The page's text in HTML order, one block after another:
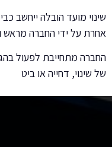
שינוי מועד הובלה ייחשב
אחרת על ידי החברה מראש
החברה מתחייבת לפעול
של שינוי, דחייה או ביט